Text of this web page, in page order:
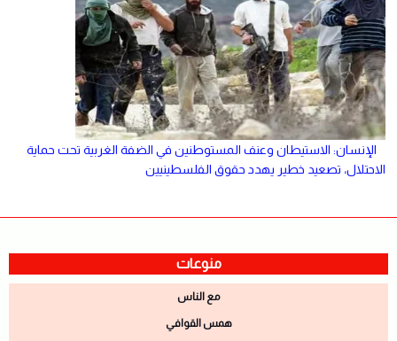
الإنسان: الاستيطان وعنف المستوطنين في الضفة الغربية تحت حماية
الاحتلال، تصعيد خطير يهدد حقوق الفلسطينيين
منوعات
مع الناس
همس القوافي